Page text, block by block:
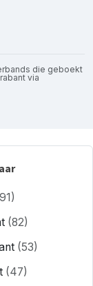
die geboekt
via
(82)
(53)
(47)